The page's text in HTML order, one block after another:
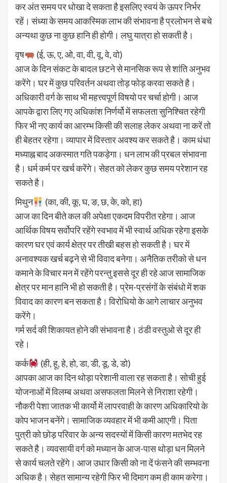
कर अंत समय पर धोखा दे सकता है इसलिए स्वयं के ऊपर निर्भर
रहें। संध्या के समय आकस्मिक लाभ की संभावना है प्रलोभन से बचे
अन्यथा कुछ ना कुछ हानि ही होगी। लघु यात्रा हो सकती है।
वृष
(ई, ऊ, ए, ओ, वा, वी, वू, वे, वो)
आज के दिन संकट के बादल छटने से मानसिक रूप से शांति अनुभव
करेंगे। घर में कुछ परिवर्तन अथवा तोड़ फोड़ करवा सकते है।
अधिकारी वर्ग के साथ भी महत्त्वपूर्ण विषयो पर चर्चा होगी। आज
आपके द्वारा लिए गए अधिकांश निर्णर्यो में सफलता सुनिश्चित रहेगी
फिर भी नए कार्य का आरम्भ किसी की सलाह लेकर अथवा ना करें तो
ही बेहतर रहेगा। व्यापार में विस्तार अवश्य कर सकते है। काम धंधा
मध्याह्न बाद अकस्मात गति पकड़ेगा। धन लाभ की प्रबल संभावना
है। धर्म कर्म पर खर्च करेंगे। सेहत को लेकर कुछ समय परेशान रह
सकते है।
मिथुन
(का, की, कू, घ, ङ, छ, के, को, हा)
आज का दिन बीते कल की अपेक्षा एकदम विपरीत रहेगा। आज
आर्थिक विषय सर्वोपरि रहेंगे स्वभाव में भी स्वार्थ अधिक रहेगा इसके
कारण घर एवं कार्य क्षेत्र पर तीखी बहस हो सकती है। घर में
अनावश्यक खर्च बढ़ने से भी विवाद बनेगा। अनैतिक तरीको से धन
कमाने के विचार मन में रहेंगे परन्तु इससे दूर ही रहे आज सामाजिक
क्षेत्र पर मान हानि भी हो सकती है। प्रेम-प्रसंगों के संबंधो में शक
विवाद का कारण बन सकता है। विरोधियो के आगे लाचार अनुभव
करेंगे।
गर्म सर्द की शिकायत होने की संभावना है। ठंडी वस्तुओ से दूर ही
रहे।
कर्क
(ही, हू, हे, हो, डा, डी, डू, डे, डो)
आपका आज का दिन थोड़ा परेशानी वाला रह सकता है। सोची हुई
योजनाओं में विलम्ब अथवा असफलता मिलने से निराशा रहेगी।
नौकरी पेशा जातक भी कार्यो में लापरवाही के कारण अधिकारियो के
कोप भाजन बनेंगे। सामाजिक व्यवहार में भी कमी आएगी। पिता
पुत्री को छोड़ परिवार के अन्य सदस्यों में किसी कारण मतभेद रह
सकते है। व्यवसायी वर्ग को मध्यान के आज-पास थोड़ा धन मिलने
से कार्य चलते रहेंगे। आज उधार किसी को ना दें फंसने की सम्भवना
अधिक है। सेहत सामान्य रहेगी फिर भी दिमाग कम ही काम करेगा।